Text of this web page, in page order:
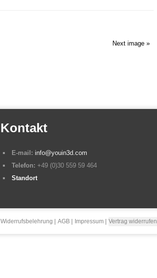
Next image »
Kontakt
E-mail: info@youin3d.com
Telefon: +49 (0)30 559 59 464
Standort
Widerrufsbelehrung AGB Impressum Vertrag widerrufen